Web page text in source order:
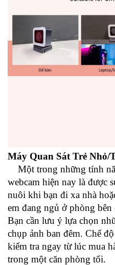
Máy Quan Sát Trẻ
Một trong những tính
webcam hiện nay là được
nuôi khi bạn đi xa nhà
em đang ngủ ở phòng bên
Bạn cần lưu ý lựa chọn
chụp ảnh ban đêm. Chế
kiểm tra ngay từ lúc mua
trong một căn phòng tối.